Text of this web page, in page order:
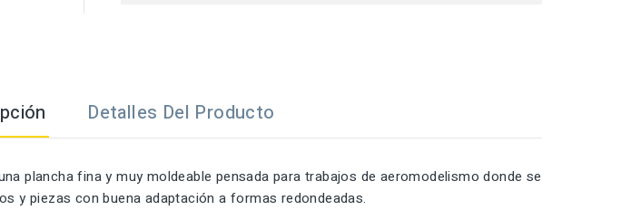
Detalles Del Producto
plancha fina y muy moldeable pensada para trabajos de aeromodelismo donde se
y piezas con buena adaptación a formas redondeadas.